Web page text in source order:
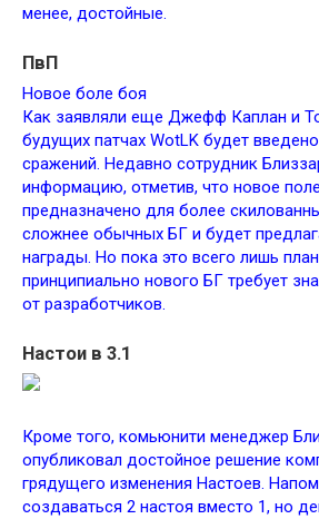
менее, достойные.
ПвП
Новое боле боя
Как заявляли еще Джефф Каплан и
будущих патчах WotLK будет
сражений. Недавно сотрудник
информацию, отметив, что новое
предназначено для более
сложнее обычных БГ и будет
награды. Но пока это всего лишь
принципиально нового БГ требует
от разработчиков.
Настои в 3.1
Кроме того, комьюнити менеджер
опубликовал достойное решение
грядущего изменения Настоев.
создаваться 2 настоя вместо 1, но